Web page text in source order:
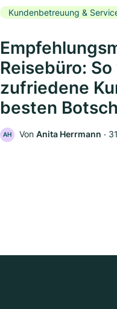
Kundenbetreuung &
Reisebüro:
zufriedene
besten
AH Von Anita Herrmann ‧